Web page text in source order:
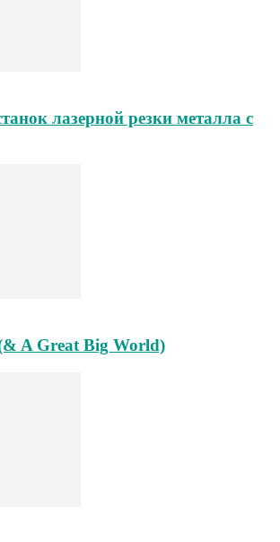
лазерной резки металла с
A Great Big World)